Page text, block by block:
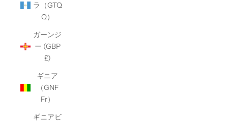
ラ（GTQ
Q）
ガーンジ
ー (GBP
£)
ギニア
（GNF
Fr）
ギニアビ